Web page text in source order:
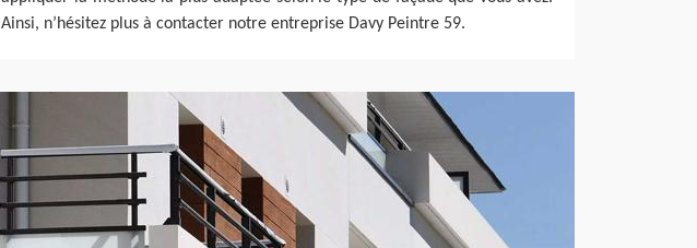
Ainsi, n’hésitez plus à contacter notre entreprise Davy Peintre 59.